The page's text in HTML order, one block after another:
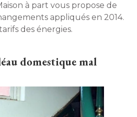
à part vous propose de
appliqués en 2014.
des énergies.
domestique mal